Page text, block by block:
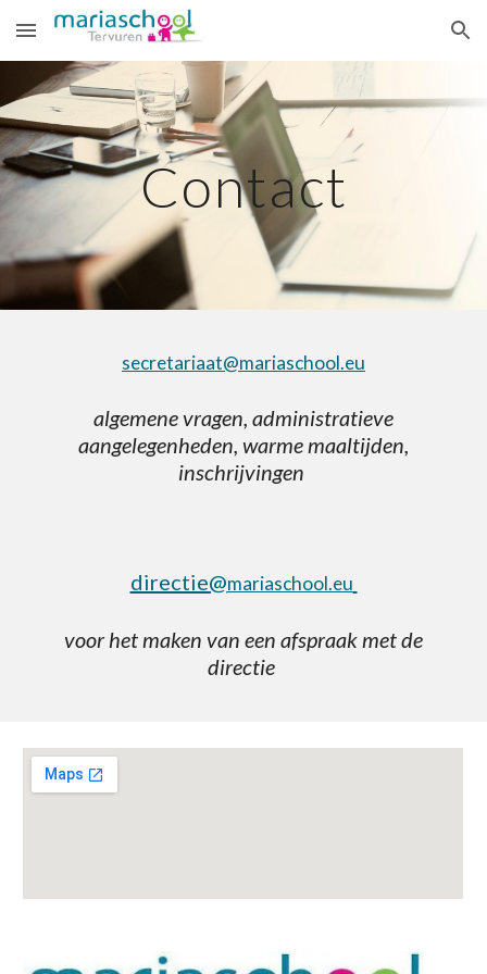
Skip to main content Skip to navigation
Contact
secretariaat@mariaschool.eu
algemene vragen, administratieve
aangelegenheden, warme maaltijden,
inschrijvingen
directie@mariaschool.eu
voor het maken van een afspraak met de
directie